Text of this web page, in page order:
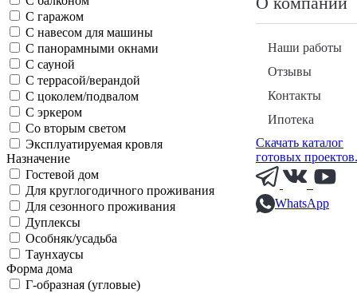
Наши работы
Отзывы
Контакты
Ипотека
Скачать каталог
готовых
WhatsApp
С гаражом
С навесом для машины
С панорамными окнами
С сауной
С террасой/верандой
С цоколем/подвалом
С эркером
Со вторым светом
Эксплуатируемая кровля
Назначение
Гостевой дом
Для круглогодичного проживания
Для сезонного проживания
Дуплексы
Особняк/усадьба
Таунхаусы
Форма дома
Г-образная (угловые)